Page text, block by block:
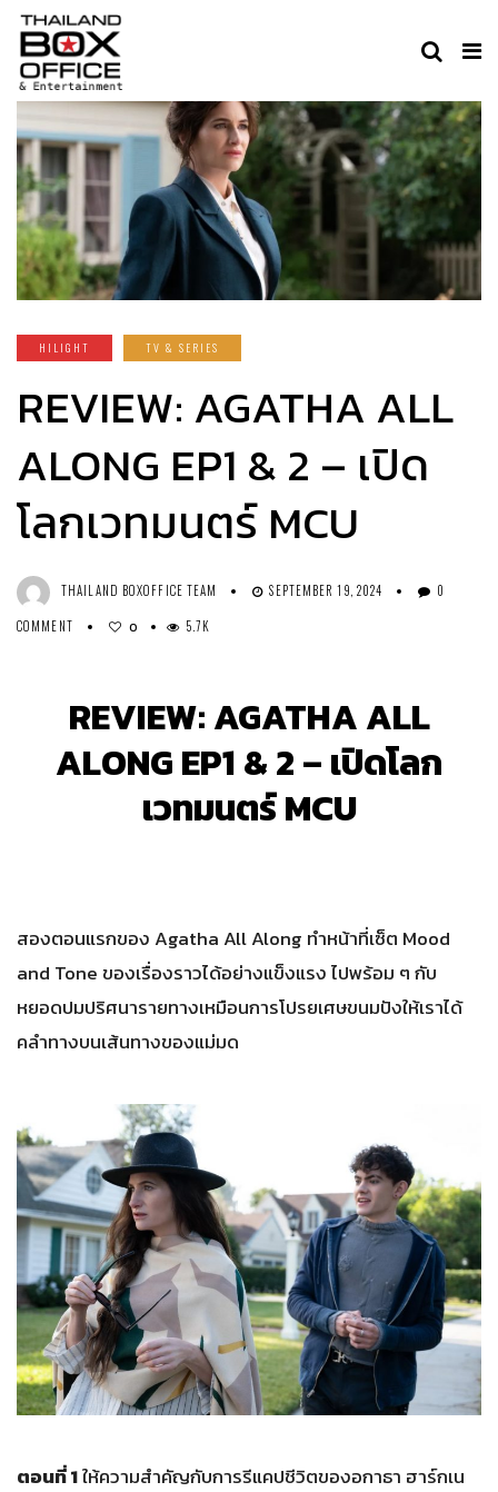
HILIGHT TV & SERIES
REVIEW: AGATHA ALL
ALONG EP1 & 2 – เปิด
โลกเวทมนตร์ MCU
THAILAND BOXOFFICE TEAM SEPTEMBER 19, 2024
0
COMMENT
0 5.7K
REVIEW: AGATHA ALL
ALONG EP1 & 2 – เปิดโลก
เวทมนตร์ MCU
สองตอนแรกของ Agatha All Along ทำหน้าที่เซ็ต Mood
and Tone ของเรื่องราวได้อย่างแข็งแรง ไปพร้อม ๆ กับ
หยอดปมปริศนารายทางเหมือนการโปรยเศษขนมปังให้เราได้
คลำทางบนเส้นทางของแม่มด
ตอนที่ 1ให้ความสำคัญกับการรีแคปชีวิตของอกาธา ฮาร์กเน